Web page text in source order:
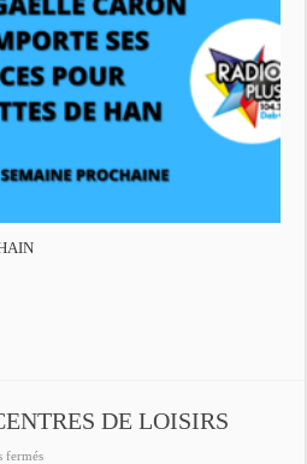
PLUS
DE LOISIRS
ferméssur